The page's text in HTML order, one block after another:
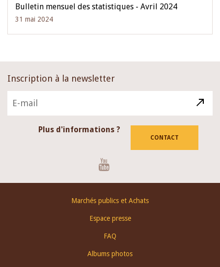
Bulletin mensuel des statistiques - Avril 2024
31 mai 2024
Inscription à la newsletter
Plus d'informations ?
CONTACT
Marchés publics et Achats
Espace presse
FAQ
Albums photos